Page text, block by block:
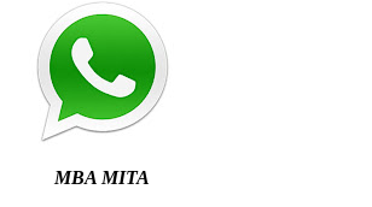
MBA MITA